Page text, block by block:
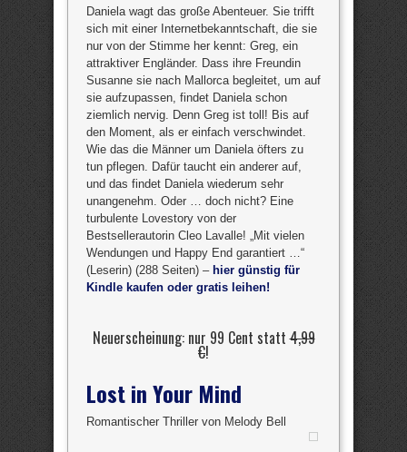
Daniela wagt das große Abenteuer. Sie trifft
sich mit einer Internetbekanntschaft, die sie
nur von der Stimme her kennt: Greg, ein
attraktiver Engländer. Dass ihre Freundin
Susanne sie nach Mallorca begleitet, um auf
sie aufzupassen, findet Daniela schon
ziemlich nervig. Denn Greg ist toll! Bis auf
den Moment, als er einfach verschwindet.
Wie das die Männer um Daniela öfters zu
tun pflegen. Dafür taucht ein anderer auf,
und das findet Daniela wiederum sehr
unangenehm. Oder … doch nicht? Eine
turbulente Lovestory von der
Bestsellerautorin Cleo Lavalle! „Mit vielen
Wendungen und Happy End garantiert …“
(Leserin) (288 Seiten) – hier günstig für
Kindle kaufen oder gratis leihen!
Neuerscheinung: nur 99 Cent statt4,99
€!
Lost in Your Mind
Romantischer Thriller von Melody Bell